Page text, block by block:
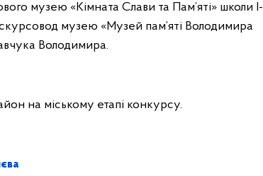
музею «Кімната Слави та Пам’яті» школи І-
музею «Музей пам’яті Володимира
Володимира.
на міському етапі конкурсу.